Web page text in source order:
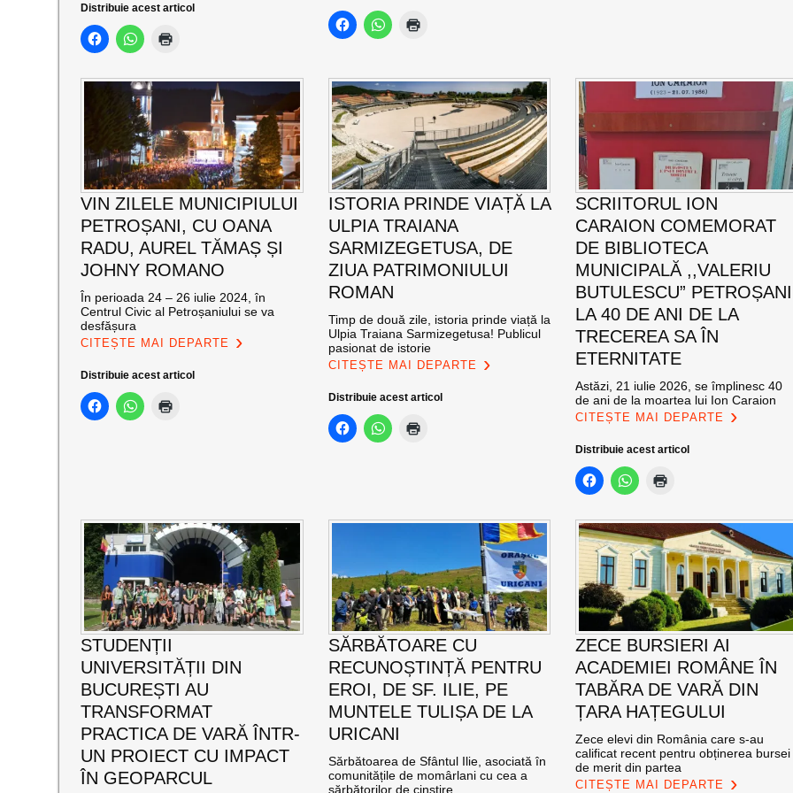
Distribuie acest articol
VIN ZILELE MUNICIPIULUI
PETROȘANI, CU OANA
RADU, AUREL TĂMAȘ ȘI
JOHNY ROMANO
În perioada 24 – 26 iulie 2024, în
Centrul Civic al Petroșaniului se va
desfășura
CITEȘTE MAI DEPARTE
Distribuie acest articol
ISTORIA PRINDE VIAȚĂ LA
ULPIA TRAIANA
SARMIZEGETUSA, DE
ZIUA PATRIMONIULUI
ROMAN
Timp de două zile, istoria prinde viață la
Ulpia Traiana Sarmizegetusa! Publicul
pasionat de istorie
CITEȘTE MAI DEPARTE
Distribuie acest articol
SCRIITORUL ION
CARAION COMEMORAT
DE BIBLIOTECA
MUNICIPALĂ ,,VALERIU
BUTULESCU”
LA 40 DE ANI DE LA
TRECEREA SA ÎN
ETERNITATE
Astăzi, 21 iulie 2026, se împlinesc 40
de ani de la moartea lui Ion Caraion
CITEȘTE MAI DEPARTE
Distribuie acest articol
STUDENȚII
UNIVERSITĂȚII DIN
BUCUREȘTI AU
TRANSFORMAT
PRACTICA DE VARĂ ÎNTR-
UN PROIECT CU IMPACT
ÎN GEOPARCUL
SĂRBĂTOARE CU
RECUNOȘTINȚĂ PENTRU
EROI, DE SF. ILIE, PE
MUNTELE TULIȘA DE LA
URICANI
Sărbătoarea de Sfântul Ilie, asociată în
comunitățile de momârlani cu cea a
sărbătorilor de cinstire
ZECE BURSIERI AI
ACADEMIEI ROMÂNE ÎN
TABĂRA DE VARĂ DIN
ȚARA HAȚEGULUI
Zece elevi din România care s-au
calificat recent pentru obținerea bursei
de merit din partea
CITEȘTE MAI DEPARTE